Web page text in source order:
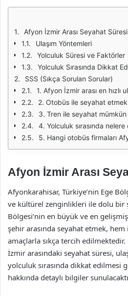
Afyon İzmir Arası Seyahat Süresi
Ulaşım Yöntemleri
Yolculuk Süresi ve Faktörler
Yolculuk Sırasında Dikkat
SSS (Sıkça Sorulan Sorular)
1. Afyon İzmir arası en hızlı
2. Otobüs ile seyahat
3. Tren ile seyahat mümkün
4. Yolculuk sırasında
5. Hangi otobüs firmaları
Afyon İzmir Arası
Afyonkarahisar, Türkiye’nin Ege
ve kültürel zenginlikleri ile dolu bir
Bölgesi’nin en büyük ve en
şehir arasında seyahat etmek,
amaçlarla sıkça tercih
İzmir arasındaki seyahat süresi,
yolculuk sırasında dikkat edilmesi
hakkında detaylı bilgiler